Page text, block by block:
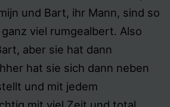
und Bart, ihr Mann, sind so
viel rumgealbert. Also
aber sie hat dann
hat sie sich dann neben
und mit jedem